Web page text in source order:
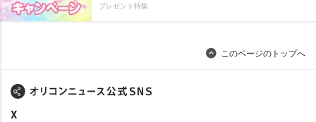
プレゼント特集
このページのトップへ
X